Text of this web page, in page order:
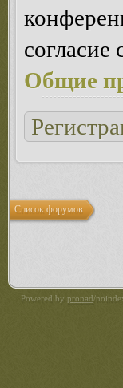
согласие
Общие
Список форумов
Powered by pronad/